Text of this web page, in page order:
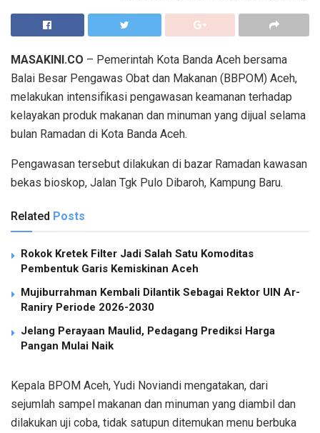
MASAKINI.CO – Pemerintah Kota Banda Aceh bersama
Balai Besar Pengawas Obat dan Makanan (BBPOM) Aceh,
melakukan intensifikasi pengawasan keamanan terhadap
kelayakan produk makanan dan minuman yang dijual selama
bulan Ramadan di Kota Banda Aceh.
Pengawasan tersebut dilakukan di bazar Ramadan kawasan
bekas bioskop, Jalan Tgk Pulo Dibaroh, Kampung Baru.
Related Posts
Rokok Kretek Filter Jadi Salah Satu Komoditas
Pembentuk Garis Kemiskinan Aceh
Mujiburrahman Kembali Dilantik Sebagai Rektor UIN Ar-
Raniry Periode 2026-2030
Jelang Perayaan Maulid, Pedagang Prediksi Harga
Pangan Mulai Naik
Kepala BPOM Aceh, Yudi Noviandi mengatakan, dari
sejumlah sampel makanan dan minuman yang diambil dan
dilakukan uji coba, tidak satupun ditemukan menu berbuka